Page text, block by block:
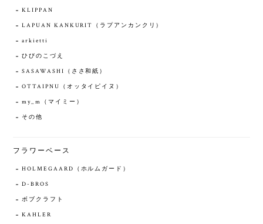
KLIPPAN
LAPUAN KANKURIT（ラプアンカンクリ）
arkietti
ひびのこづえ
SASAWASHI（ささ和紙）
OTTAIPNU（オッタイピイヌ）
my_m（マイミー）
その他
フラワーベース
HOLMEGAARD（ホルムガード）
D-BROS
ボブクラフト
KAHLER